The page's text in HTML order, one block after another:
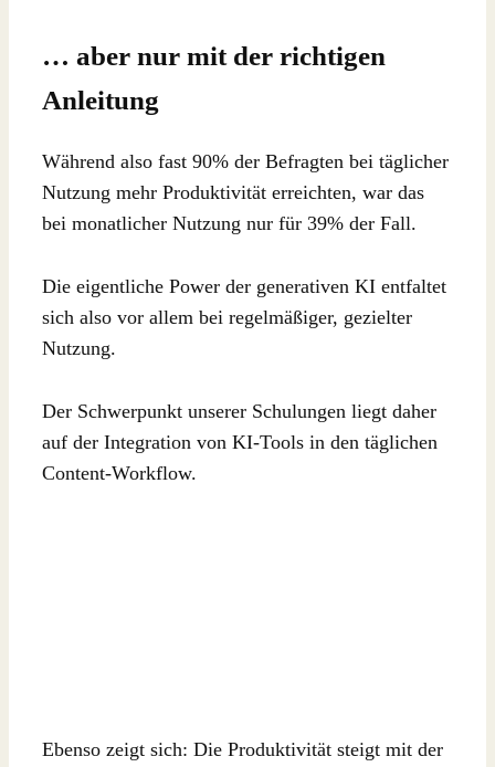
… aber nur mit der richtigen
Anleitung
Während also fast 90% der Befragten bei täglicher
Nutzung mehr Produktivität erreichten, war das
bei monatlicher Nutzung nur für 39% der Fall.
Die eigentliche Power der generativen KI entfaltet
sich also vor allem bei regelmäßiger, gezielter
Nutzung.
Der Schwerpunkt unserer Schulungen liegt daher
auf der Integration von KI-Tools in den täglichen
Content-Workflow.
Ebenso zeigt sich: Die Produktivität steigt mit der